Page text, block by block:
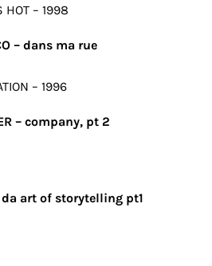
HOT – 1998
– dans ma rue
– 1996
– company, pt 2
da art of storytelling pt1